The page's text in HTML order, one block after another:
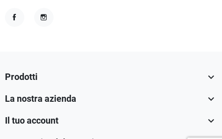
Prodotti 
La nostra azienda 
Il tuo account 